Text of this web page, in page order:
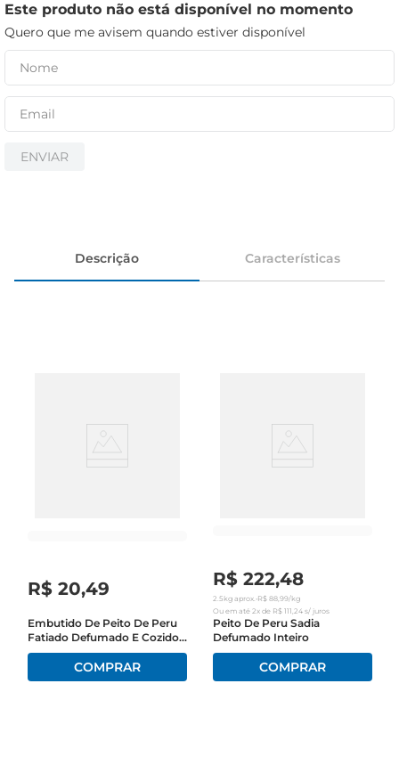
Este produto não está disponível no momento
Quero que me avisem quando estiver disponível
ENVIAR
Descrição Características
R$ 20,49
Embutido De Peito De Peru
Fatiado Defumado E Cozido
Sadia Soltíssimo 200g
R$ 222,48
2.5kgaprox. •R$ 88,99/kg
Ou em até 2x de R$ 111,24s/ juros
Peito De Peru Sadia
Defumado Inteiro
iogurte
papel higiênico